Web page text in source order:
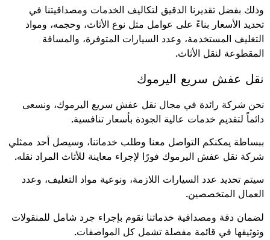
وذلك بفضل تقديرنا الدقيق لتكاليف الخدمات ومصداقيتنا في
تحديد الأسعار بناءً على عوامل مثل نوع الأثاث، وحجمه، ومواد
التغليف المستخدمة، وعدد السيارات المتوفرة، والمسافة
المقطوعة لنقل الأثاث.
نقل عفش سريع اليرموك
نحن شركة رائدة في مجال نقل عفش سريع اليرموك، ونسعى
دائماً لتقديم خدمات عالية الجودة بأسعار تنافسية.
ببساطة يمكنكم التواصل معنا وطلب خدماتنا، وسيصل أحد ممثلي
شركة نقل عفش اليرموك فورًا لإجراء معاينة للأثاث المراد نقله.
سيتم تحديد عدد السيارات اللازمة، ونوعية مواد التغليف، وعدد
العمال المتخصصين.
لضمان دقة ومصداقية خدماتنا نقوم بإجراء جرد شامل للمنقولات
وتوثيقها في قائمة مفصلة تشمل كل المواصفات.